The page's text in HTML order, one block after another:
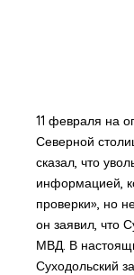
11 февраля на
Северной
сказал, что
информацией,
проверки», но
он заявил, что
МВД. В
Суходольский